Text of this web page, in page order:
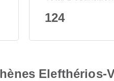
124
Elefthérios-